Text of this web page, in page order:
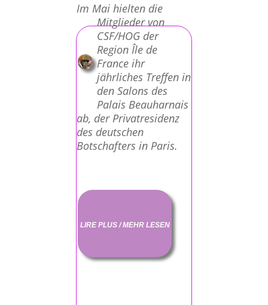
Im Mai hielten die
Mitglieder von
CSF/HOG der
Region Île de
France ihr
jährliches Treffen in
den Salons des
Palais Beauharnais
ab, der Privatresidenz
des deutschen
Botschafters in Paris.
LIRE PLUS / MEHR LESEN